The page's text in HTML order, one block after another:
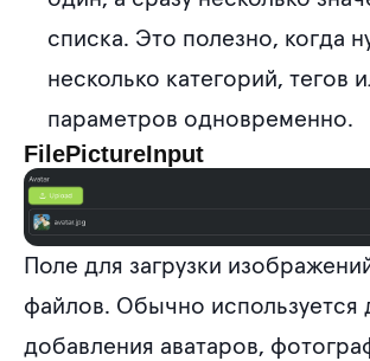
списка. Это полезно, когда
несколько категорий, тегов
параметров одновременно.
FilePictureInput
Поле для загрузки
файлов. Обычно используется
добавления аватаров,